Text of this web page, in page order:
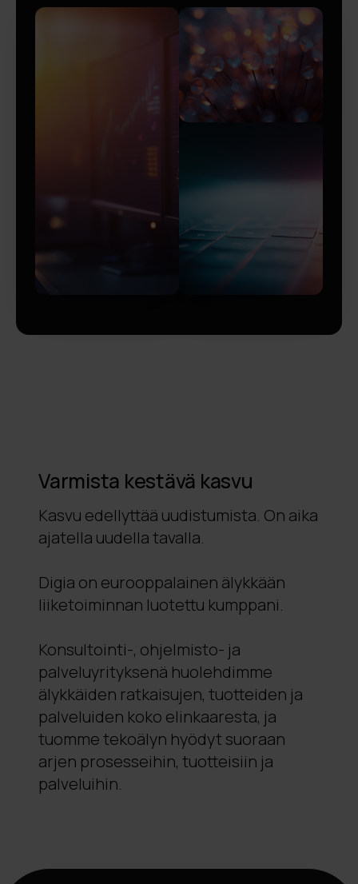
Varmista kestävä kasvu
Kasvu edellyttää uudistumista. On aika
ajatella uudella tavalla.
Digia on eurooppalainen älykkään
liiketoiminnan luotettu kumppani.
Konsultointi-, ohjelmisto- ja
palveluyrityksenä huolehdimme
älykkäiden ratkaisujen, tuotteiden ja
palveluiden koko elinkaaresta, ja
tuomme tekoälyn hyödyt suoraan
arjen prosesseihin, tuotteisiin ja
palveluihin.